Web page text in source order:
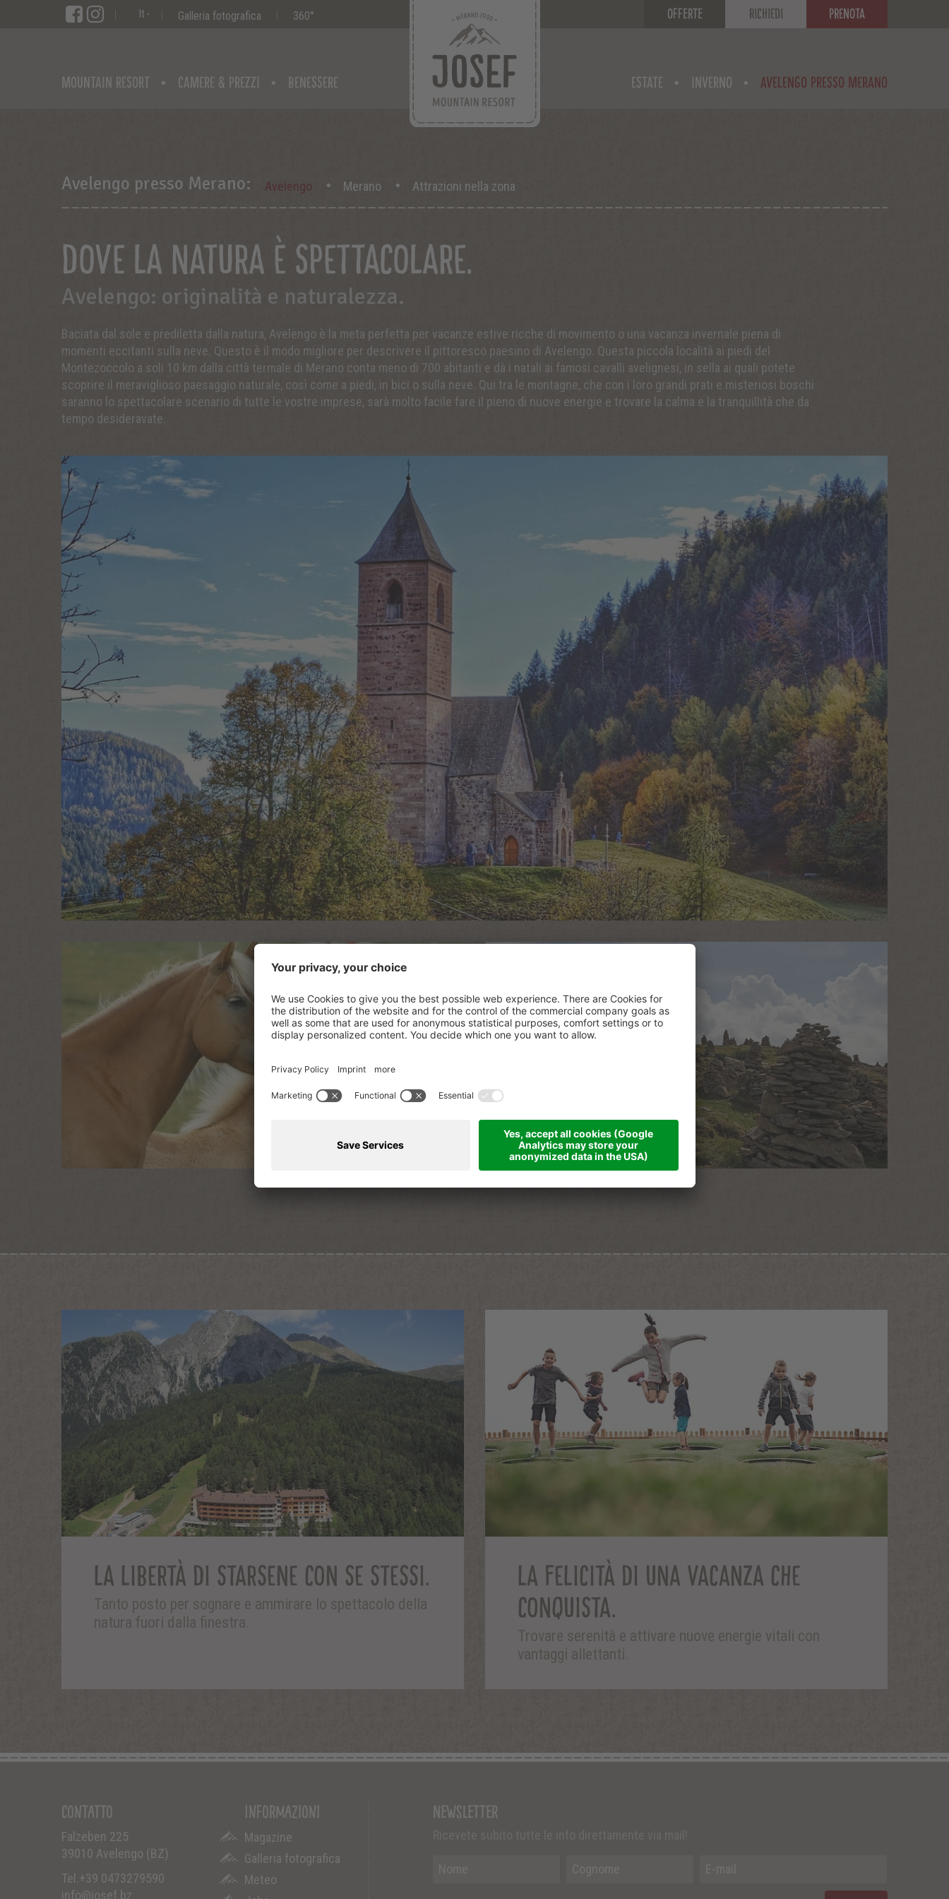
It Galleria fotografica 360° Offerte RICHIEDI PRENOTA
MOUNTAIN RESORT CAMERE & PREZZI BENESSERE ESTATE INVERNO AVELENGO PRESSO MERANO
Avelengo presso Merano: Avelengo Merano Attrazioni nella zona
DOVE LA NATURA È SPETTACOLARE.
Avelengo: originalità e naturalezza.
Baciata dal sole e prediletta dalla natura, Avelengo è la meta perfetta per vacanze estive ricche di movimento o una vacanza invernale piena di
momenti eccitanti sulla neve. Questo è il modo migliore per descrivere il pittoresco paesino di Avelengo. Questa piccola località ai piedi del
Montezoccolo a soli 10 km dalla città termale di Merano conta meno di 700 abitanti e dà i natali ai famosi cavalli avelignesi, in sella ai quali potete
scoprire il meraviglioso paesaggio naturale, così come a piedi, in bici o sulla neve. Qui tra le montagne, che con i loro grandi prati e misteriosi boschi
saranno lo spettacolare scenario di tutte le vostre imprese, sarà molto facile fare il pieno di nuove energie e trovare la calma e la tranquillità che da
tempo desideravate.
LA LIBERTÀ DI STARSENE CON SE STESSI.
Tanto posto per sognare e ammirare lo spettacolo della
natura fuori dalla finestra.
LA FELICITÀ DI UNA VACANZA CHE
CONQUISTA.
Trovare serenità e attivare nuove energie vitali con
vantaggi allettanti.
Contatto
Falzeben 225
39010 Avelengo (BZ)
Tel.+39 0473279590
info@josef.bz
Informazioni
Magazine
Galleria fotografica
Meteo
Newsletter